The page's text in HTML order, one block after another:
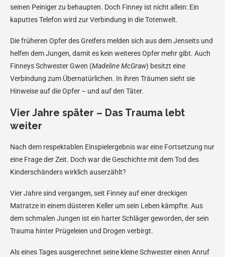
seinen Peiniger zu behaupten. Doch Finney ist nicht allein: Ein
kaputtes Telefon wird zur Verbindung in die Totenwelt.
Die früheren Opfer des Greifers melden sich aus dem Jenseits und
helfen dem Jungen, damit es kein weiteres Opfer mehr gibt. Auch
Finneys Schwester Gwen (Madeline McGraw) besitzt eine
Verbindung zum Übernatürlichen. In ihren Träumen sieht sie
Hinweise auf die Opfer – und auf den Täter.
Vier Jahre später – Das Trauma lebt
weiter
Nach dem respektablen Einspielergebnis war eine Fortsetzung nur
eine Frage der Zeit. Doch war die Geschichte mit dem Tod des
Kinderschänders wirklich auserzählt?
Vier Jahre sind vergangen, seit Finney auf einer dreckigen
Matratze in einem düsteren Keller um sein Leben kämpfte. Aus
dem schmalen Jungen ist ein harter Schläger geworden, der sein
Trauma hinter Prügeleien und Drogen verbirgt.
Als eines Tages ausgerechnet seine kleine Schwester einen Anruf